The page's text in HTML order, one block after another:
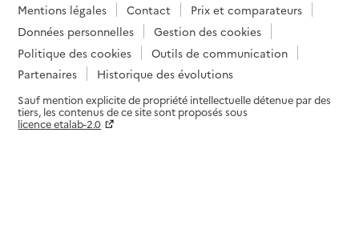
Mentions légales
Contact
Prix et comparateurs
Données personnelles
Gestion des cookies
Politique des cookies
Outils de communication
Partenaires
Historique des évolutions
Sauf mention explicite de propriété intellectuelle détenue par des
tiers, les contenus de ce site sont proposés sous
licence etalab-2.0